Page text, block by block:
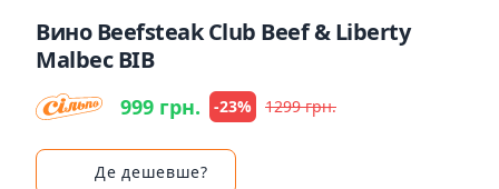
Вино Beefsteak Club Beef & Liberty
Malbec BIB
999 грн. -23% 1299 грн.
Де дешевше?